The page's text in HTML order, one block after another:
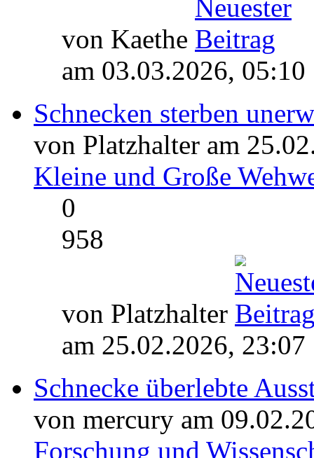
von Kaethe
am 03.03.2026, 05:10
Schnecken sterben
von Platzhalter am
Kleine und Große
0
958
von Platzhalter
am 25.02.2026, 23:07
Schnecke überlebte
von mercury am
Forschung und